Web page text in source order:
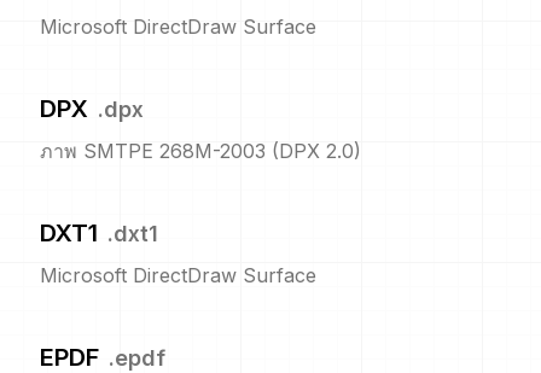
Microsoft DirectDraw Surface
DPX .dpx
ภาพ SMTPE 268M-2003 (DPX 2.0)
DXT1 .dxt1
Microsoft DirectDraw Surface
EPDF .epdf